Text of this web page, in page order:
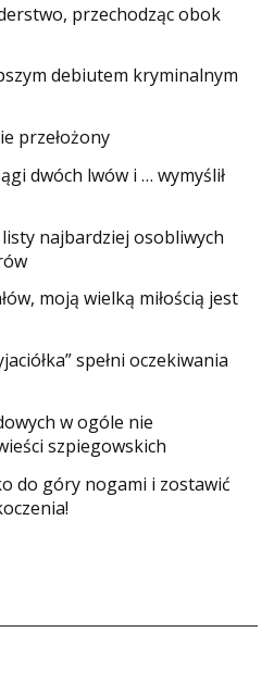
przechodząc obok
debiutem kryminalnym
przełożony
dwóch lwów i … wymyślił
najbardziej osobliwych
moją wielką miłością jest
spełni oczekiwania
w ogóle nie
szpiegowskich
do góry nogami i zostawić